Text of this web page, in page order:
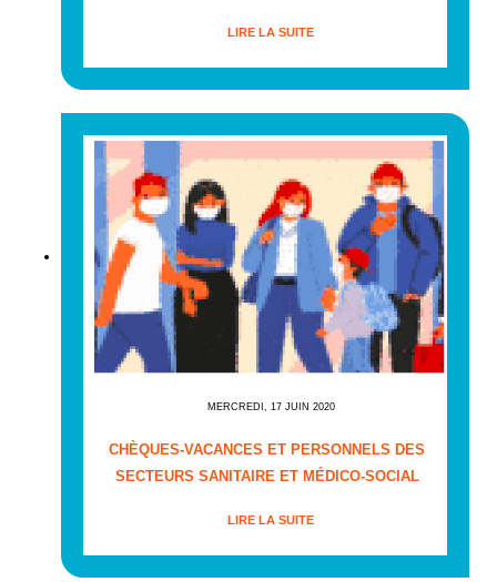
LIRE LA SUITE
MERCREDI, 17 JUIN 2020
CHÈQUES-VACANCES ET PERSONNELS DES
SECTEURS SANITAIRE ET MÉDICO-SOCIAL
LIRE LA SUITE